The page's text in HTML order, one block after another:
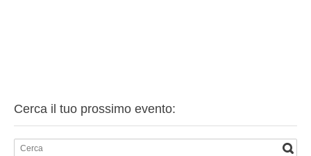
Cerca il tuo prossimo evento: